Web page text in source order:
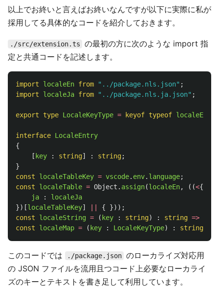
以上でお終いと言えばお終いなんですが以下に実際に私が
採用してる具体的なコードを紹介しておきます。
./src/extension.ts
の最初の方に次のような import 指
定と共通コードを記述します。
import localeEn from " ../package.nls.json" ;
import
localeJa from " ../package.nls.ja.json" ;
export type LocaleKeyType = keyof typeof localeEn
interface LocaleEntry
{
[ key : string] : string;
}
const
localeTableKey = vscode. env. language;
const
localeTable = Object . assign(localeEn, ((<{[
ja
:
localeJa
})[localeTableKey] {
}));
const
localeString = ( key : string) : string =>
const
localeMap = ( key : LocaleKeyType) : string
このコードでは ./package.json のローカライズ対応用
の JSON ファイルを流用且つコード上必要なローカライ
ズのキーとテキストを書き足して利用しています。